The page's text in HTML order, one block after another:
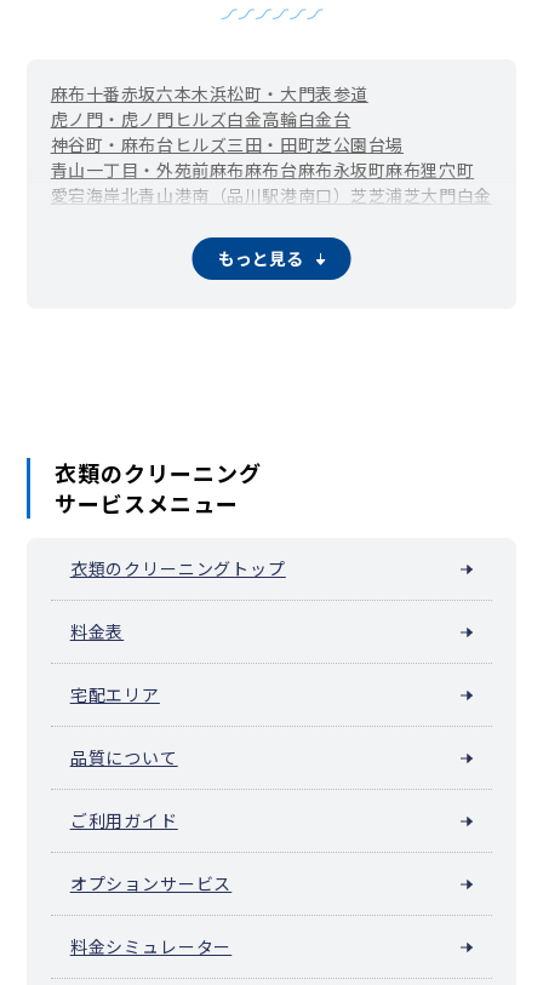
麻布十番赤坂六本木浜松町・大門表参道
虎ノ門・虎ノ門ヒルズ白金高輪白金台
神谷町・麻布台ヒルズ三田・田町芝公園台場
青山一丁目・外苑前麻布麻布台麻布永坂町麻布狸穴町
愛宕海岸北青山港南（品川駅港南口） 芝芝浦芝大門 白金
南麻布（広尾駅周辺）元赤坂元麻布
もっと見る
衣類のクリーニング
サービスメニュー
衣類のクリーニングトップ
料金表
宅配エリア
品質について
ご利用ガイド
オプションサービス
料金シミュレーター